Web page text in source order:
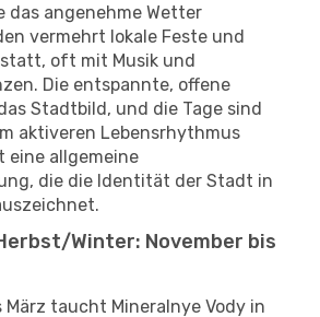
das angenehme Wetter
vermehrt lokale Feste und
oft mit Musik und
Die entspannte, offene
Stadtbild, und die Tage sind
aktiveren Lebensrhythmus
eine allgemeine
die die Identität der Stadt in
Winter: November bis
März taucht Mineralnye Vody in